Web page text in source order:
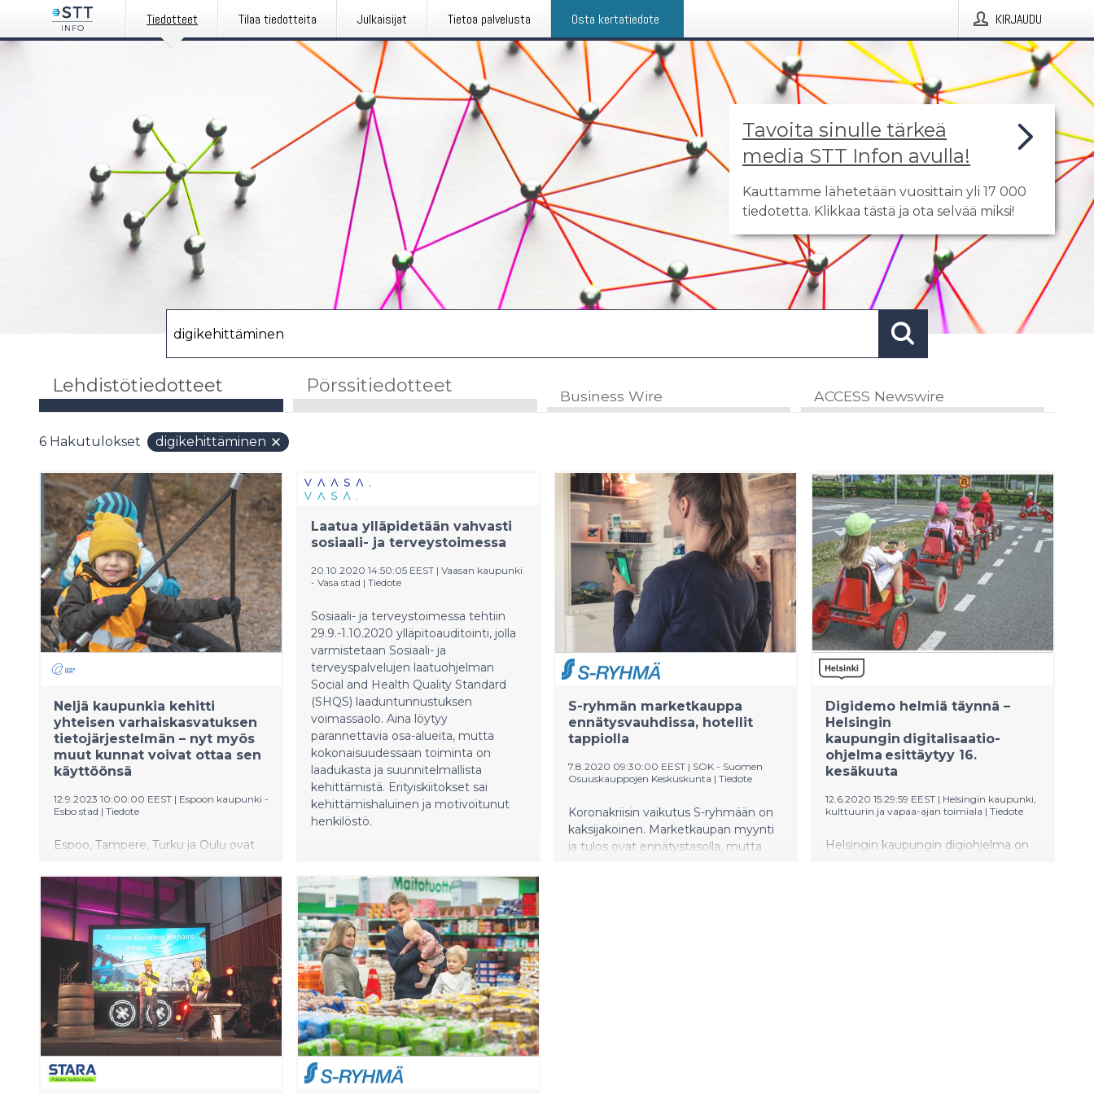
Tiedotteet Tilaa tiedotteita Julkaisijat Tietoa palvelusta Osta kertatiedote KIRJAUDU
Tavoita sinulle tärkeä
media STT Infon avulla!
Kauttamme lähetetään vuosittain yli 17 000
tiedotetta. Klikkaa tästä ja ota selvää miksi!
Lehdistötiedotteet Pörssitiedotteet Business Wire ACCESS Newswire
6 Hakutulokset digikehittäminen
Neljä kaupunkia kehitti
yhteisen varhaiskasvatuksen
tietojärjestelmän – nyt myös
muut kunnat voivat ottaa sen
käyttöönsä
12.9.2023 10:00:00 EEST | Espoon kaupunki -
Esbo stad | Tiedote
Espoo, Tampere, Turku ja Oulu ovat
kehittämänsä eVaka-järjestelmän.
Järjestelmän avulla kaupungit
säästävät satoja tuhansia euroja
vuodessa lisenssimaksuista. eVaka-
järjestelmä on tehty avoimella
lähdekoodilla, joten mikä tahansa
kunta voi ottaa sen käyttöönsä.
Laatua ylläpidetään vahvasti
sosiaali- ja terveystoimessa
20.10.2020 14:50:05 EEST | Vaasan kaupunki
- Vasa stad | Tiedote
Sosiaali- ja terveystoimessa tehtiin
29.9.-1.10.2020 ylläpitoauditointi, jolla
varmistetaan Sosiaali- ja
terveyspalvelujen laatuohjelman
Social and Health Quality Standard
(SHQS) laaduntunnustuksen
voimassaolo. Aina löytyy
parannettavia osa-alueita, mutta
kokonaisuudessaan toiminta on
laadukasta ja suunnitelmallista
kehittämistä. Erityiskiitokset sai
kehittämishaluinen ja motivoitunut
henkilöstö.
S-ryhmän marketkauppa
ennätysvauhdissa, hotellit
tappiolla
7.8.2020 09:30:00 EEST | SOK - Suomen
Osuuskauppojen Keskuskunta | Tiedote
Koronakriisin vaikutus S-ryhmään on
kaksijakoinen. Marketkaupan myynti
ja tulos ovat ennätystasolla, mutta
Digidemo helmiä täynnä –
Helsingin
kaupungin digitalisaatio-
ohjelma esittäytyy 16.
kesäkuuta
12.6.2020 15:29:59 EEST | Helsingin kaupunki,
kulttuurin ja vapaa-ajan toimiala | Tiedote
Helsingin kaupungin digiohjelma on